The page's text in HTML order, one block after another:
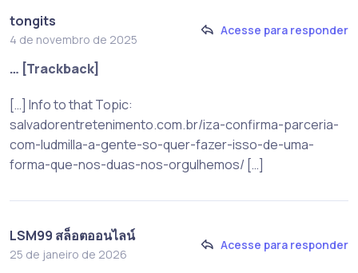
tongits
4 de novembro de 2025
Acesse para responder
… [Trackback]
[…] Info to that Topic:
salvadorentretenimento.com.br/iza-confirma-parceria-
com-ludmilla-a-gente-so-quer-fazer-isso-de-uma-
forma-que-nos-duas-nos-orgulhemos/ […]
LSM99 สล็อตออนไลน์
25 de janeiro de 2026
Acesse para responder